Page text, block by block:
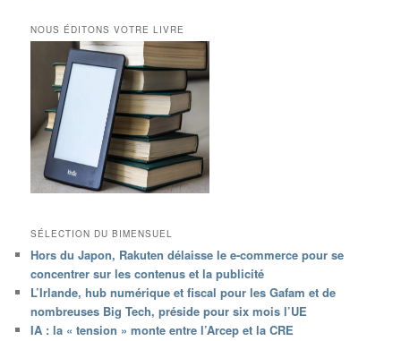
NOUS ÉDITONS VOTRE LIVRE
SÉLECTION DU BIMENSUEL
Hors du Japon, Rakuten délaisse le e-commerce pour se
concentrer sur les contenus et la publicité
L’Irlande, hub numérique et fiscal pour les Gafam et de
nombreuses Big Tech, préside pour six mois l’UE
IA : la « tension » monte entre l’Arcep et la CRE